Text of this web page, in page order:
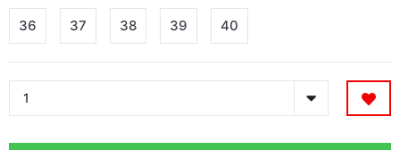
36 37 38 39 40